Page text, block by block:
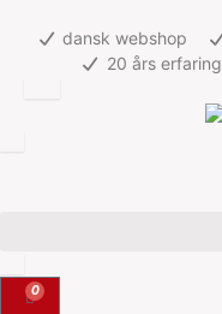
dansk webshop
20 års erfaring
0